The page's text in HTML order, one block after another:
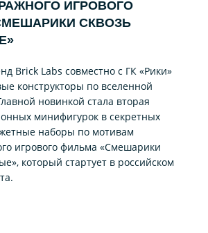
ИГРОВОГО
СКВОЗЬ
Brick Labs совместно с ГК «Рики»
конструкторы по вселенной
новинкой стала вторая
минифигурок в секретных
наборы по мотивам
игрового фильма «Смешарики
который стартует в российском